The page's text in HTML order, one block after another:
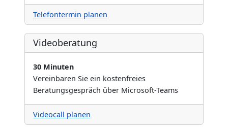
Telefontermin planen
Videoberatung
30 Minuten
Vereinbaren Sie ein kostenfreies
Beratungsgespräch über Microsoft-Teams
Videocall planen